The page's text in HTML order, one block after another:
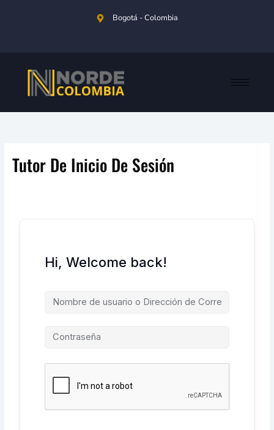
Bogotá - Colombia
Tutor De Inicio De Sesión
Hi, Welcome back!